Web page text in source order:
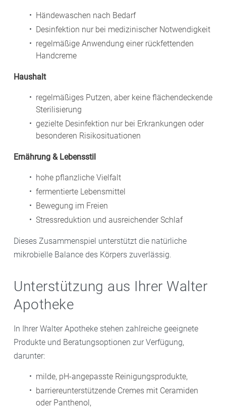
Händewaschen nach Bedarf
Desinfektion nur bei medizinischer Notwendigkeit
regelmäßige Anwendung einer rückfettenden
Handcreme
Haushalt
regelmäßiges Putzen, aber keine flächendeckende
Sterilisierung
gezielte Desinfektion nur bei Erkrankungen oder
besonderen Risikosituationen
Ernährung & Lebensstil
hohe pflanzliche Vielfalt
fermentierte Lebensmittel
Bewegung im Freien
Stressreduktion und ausreichender Schlaf
Dieses Zusammenspiel unterstützt die natürliche
mikrobielle Balance des Körpers zuverlässig.
Unterstützung aus Ihrer Walter
Apotheke
In Ihrer Walter Apotheke stehen zahlreiche geeignete
Produkte und Beratungsoptionen zur Verfügung,
darunter:
milde, pH-angepasste Reinigungsprodukte,
barriereunterstützende Cremes mit Ceramiden
oder Panthenol,